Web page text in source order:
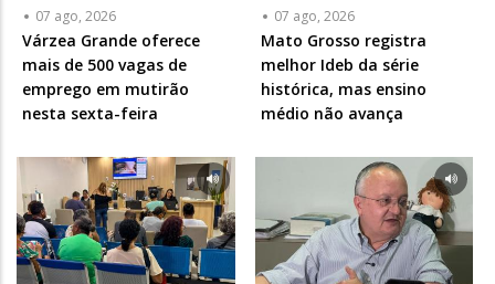
07 ago, 2026
Várzea Grande oferece
mais de 500 vagas de
emprego em mutirão
nesta sexta-feira
07 ago, 2026
Mato Grosso registra
melhor Ideb da série
histórica, mas ensino
médio não avança